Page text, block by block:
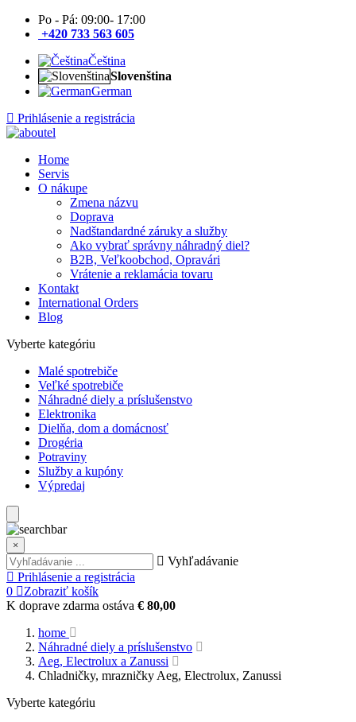
Po - Pá: 09:00- 17:00
+420 733 563 605
Čeština
Slovenština
German
Prihlásenie a registrácia
Home
Servis
O nákupe
Zmena názvu
Doprava
Nadštandardné záruky a služby
Ako vybrať správny náhradný diel?
B2B, Veľkoobchod, Opravári
Vrátenie a reklamácia tovaru
Kontakt
International Orders
Blog
Vyberte kategóriu
Malé spotrebiče
Veľké spotrebiče
Náhradné diely a príslušenstvo
Elektronika
Dielňa, dom a domácnosť
Drogéria
Potraviny
Služby a kupóny
Výpredaj
×
Vyhľadávanie
Prihlásenie a registrácia
0
Zobraziť košík
K doprave zdarma ostáva € 80,00
home
Náhradné diely a príslušenstvo
Aeg, Electrolux a Zanussi
Chladničky, mrazničky Aeg, Electrolux, Zanussi
Vyberte kategóriu